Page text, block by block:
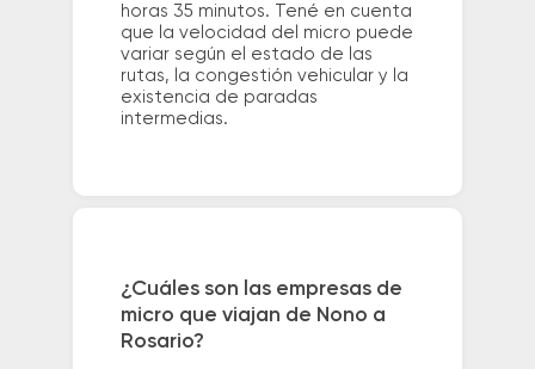
horas 35 minutos. Tené en cuenta
que la velocidad del micro puede
variar según el estado de las
rutas, la congestión vehicular y la
existencia de paradas
intermedias.
¿Cuáles son las empresas de
micro que viajan de Nono a
Rosario?